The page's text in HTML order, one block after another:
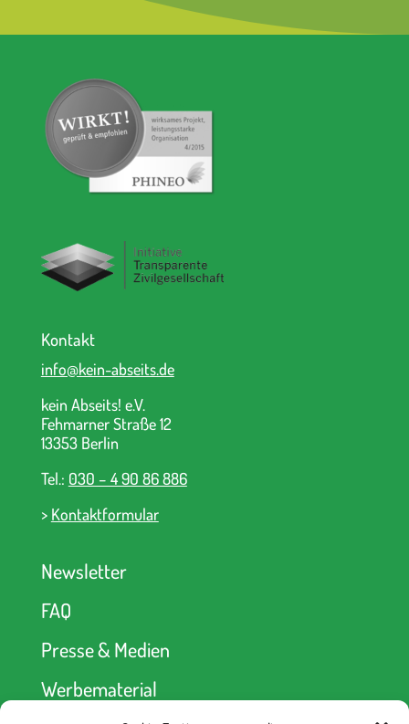
Kontakt
info@kein-abseits.de
kein Abseits! e.V.
Fehmarner Straße 12
13353 Berlin
Tel.: 030 – 4 90 86 886
> Kontaktformular
Newsletter
FAQ
Presse & Medien
Werbematerial